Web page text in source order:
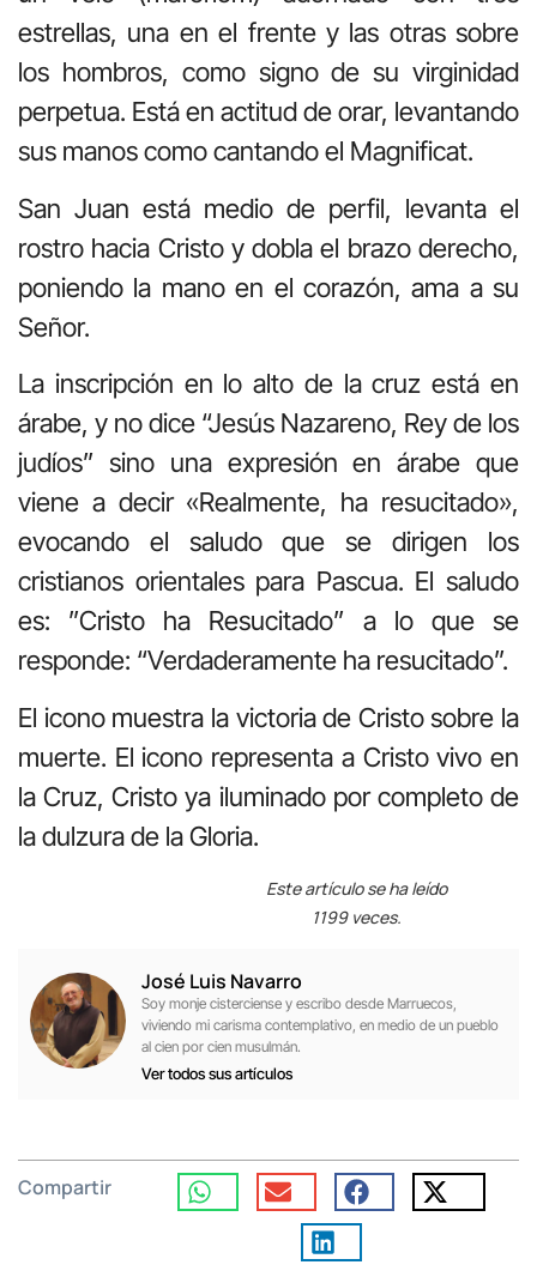
estrellas, una en el frente y las otras sobre
los hombros, como signo de su virginidad
perpetua. Está en actitud de orar, levantando
sus manos como cantando el Magnificat.
San Juan está medio de perfil, levanta el
rostro hacia Cristo y dobla el brazo derecho,
poniendo la mano en el corazón, ama a su
Señor.
La inscripción en lo alto de la cruz está en
árabe, y no dice “Jesús Nazareno, Rey de los
judíos” sino una expresión en árabe que
viene a decir «Realmente, ha resucitado»,
evocando el saludo que se dirigen los
cristianos orientales para Pascua. El saludo
es: ”Cristo ha Resucitado” a lo que se
responde: “Verdaderamente ha resucitado”.
El icono muestra la victoria de Cristo sobre la
muerte. El icono representa a Cristo vivo en
la Cruz, Cristo ya iluminado por completo de
la dulzura de la Gloria.
Este artículo se ha leído
1199 veces.
José Luis Navarro
Soy monje cisterciense y escribo desde Marruecos,
viviendo mi carisma contemplativo, en medio de un pueblo
al cien por cien musulmán.
Ver todos sus artículos
Compartir